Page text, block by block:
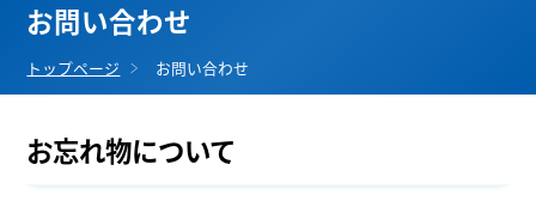
お問い合わせ
トップページ お問い合わせ
お忘れ物について